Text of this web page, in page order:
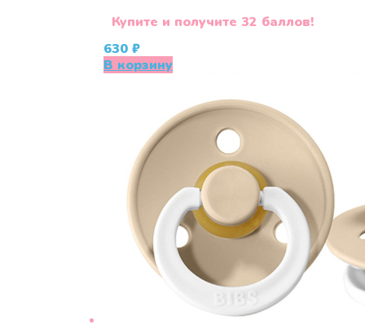
Купите и получите 32 баллов!
630 ₽
В корзину